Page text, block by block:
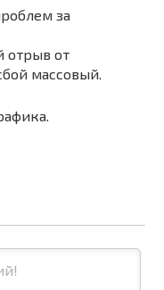
за
отрыв от
массовый.